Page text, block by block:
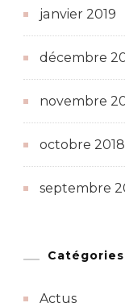
janvier 2019
décembre
novembre
octobre 2018
septembre
Catégories
Actus